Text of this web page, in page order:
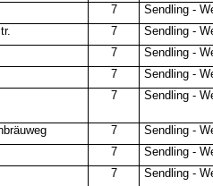
7
Sendling -
7
Sendling -
7
Sendling -
7
Sendling -
7 Sendling -
7
Sendling -
7
Sendling -
7
Sendling -